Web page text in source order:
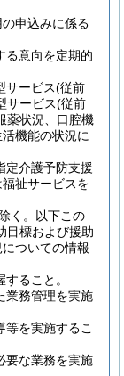
申込みに係る
る意向を定期的
サービス(従前
サービス(従前
薬状況、口腔機
機能の状況に
定介護予防支援
祉サービスを
く。以下この
目標および援助
ついての情報
ること。
業務管理を実施
を実施するこ
要な業務を実施